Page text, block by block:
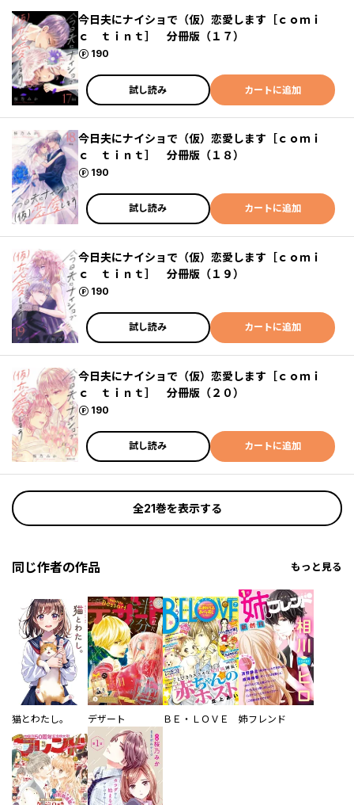
今日夫にナイショで（仮）恋愛します［ｃｏｍｉ
ｃ ｔｉｎｔ］ 分冊版（１７）
190
ポイント
試し読み カートに追加
今日夫にナイショで（仮）恋愛します［ｃｏｍｉ
ｃ ｔｉｎｔ］ 分冊版（１８）
190
ポイント
試し読み カートに追加
今日夫にナイショで（仮）恋愛します［ｃｏｍｉ
ｃ ｔｉｎｔ］ 分冊版（１９）
190
ポイント
試し読み カートに追加
今日夫にナイショで（仮）恋愛します［ｃｏｍｉ
ｃ ｔｉｎｔ］ 分冊版（２０）
190
ポイント
試し読み カートに追加
全21巻を表示する
同じ作者の作品 もっと見る
猫とわたし。 デザート ＢＥ・ＬＯＶＥ 姉フレンド